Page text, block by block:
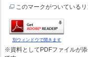
このマークがついている
別ウィンドウで開きます
※資料としてPDFファイルが